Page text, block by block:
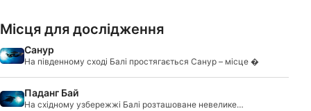
Місця для дослідження
Санур
На південному сході Балі простягається Санур – місце �
Паданг Бай
На східному узбережжі Балі розташоване невелике